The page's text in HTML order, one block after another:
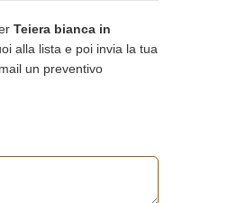
Teiera bianca in
alla lista e poi invia la tua
un preventivo